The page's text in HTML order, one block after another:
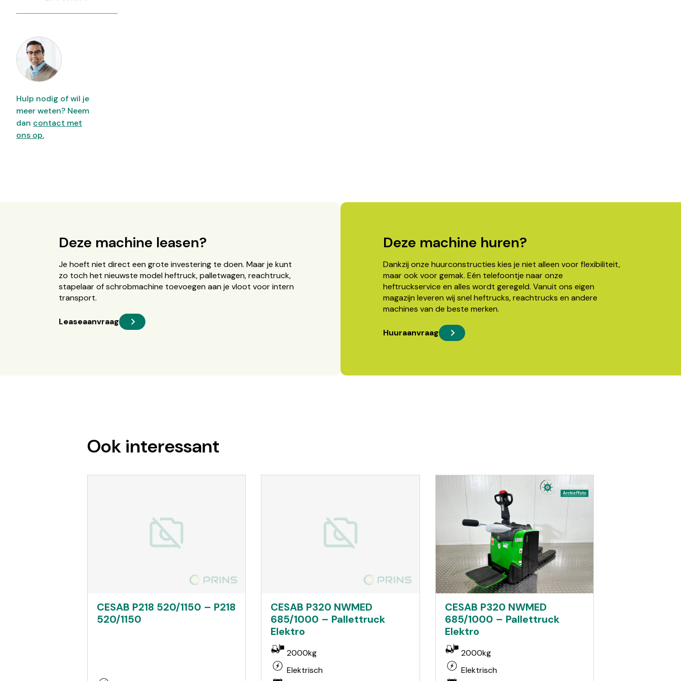
Hulp nodig of wil je
meer weten? Neem
dan contact met
ons op.
Deze machine leasen?
Je hoeft niet direct een grote investering te doen. Maar je kunt
zo toch het nieuwste model heftruck, palletwagen, reachtruck,
stapelaar of schrobmachine toevoegen aan je vloot voor intern
transport.
Leaseaanvraag
Deze machine huren?
Dankzij onze huurconstructies kies je niet alleen voor flexibiliteit,
maar ook voor gemak. Eén telefoontje naar onze
heftruckservice en alles wordt geregeld. Vanuit ons eigen
magazijn leveren wij snel heftrucks, reachtrucks en andere
machines van de beste merken.
Huuraanvraag
Ook interessant
CESAB P218 520/1150 – P218
520/1150
CESAB P320 NWMED
685/1000 – Pallettruck
Elektro
2000kg
Elektrisch
CESAB P320 NWMED
685/1000 – Pallettruck
Elektro
2000kg
Elektrisch